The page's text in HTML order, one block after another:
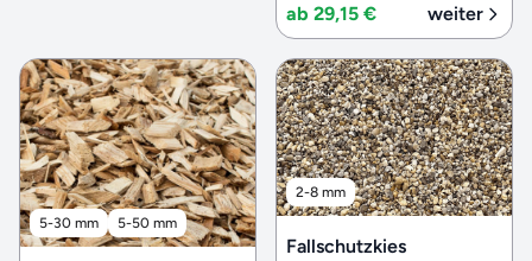
ab 29,15 € weiter
5-30 mm 5-50 mm
2-8 mm
Fallschutzkies